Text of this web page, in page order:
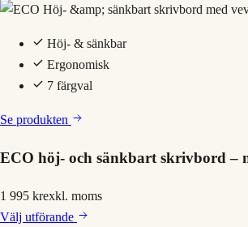
Höj- & sänkbar
Ergonomisk
7 färgval
Se produkten
ECO höj- och sänkbart skrivbord –
1 995 krexkl. moms
Välj utförande